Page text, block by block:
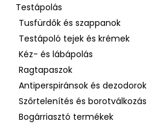
Testápolás
Tusfürdők és szappanok
Testápoló tejek és krémek
Kéz- és lábápolás
Ragtapaszok
Antiperspiránsok és dezodorok
Szőrtelenítés és borotválkozás
Bogárriasztó termékek